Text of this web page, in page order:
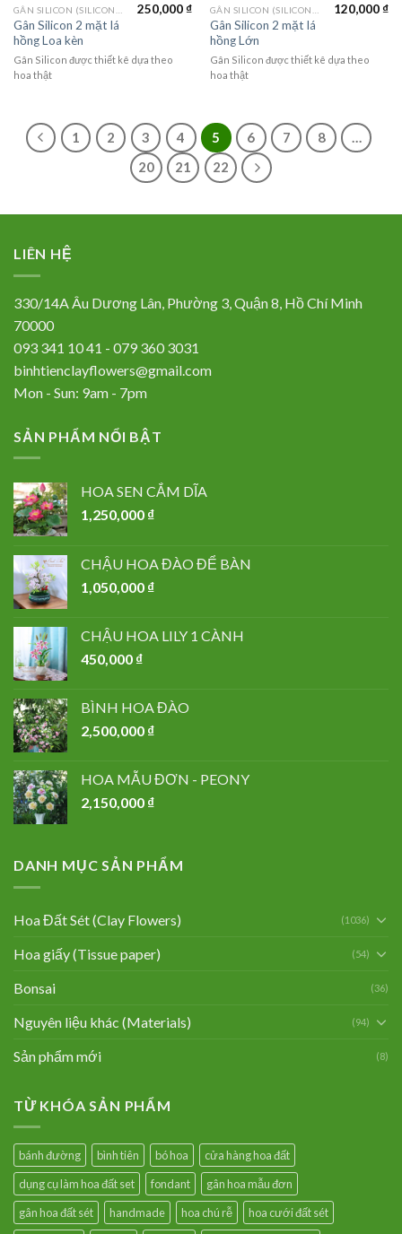
Gân Silicon 2 mặt lá
hồng Loa kèn
250,000₫
Gân Silicon được thiết kê dựa theo
hoa thật
Gân Silicon 2 mặt lá
hồng Lớn
120,000₫
Gân Silicon được thiết kê dựa theo
hoa thật
1 2 3 4 5 6 7 8
…
20
21 22
LIÊN HỆ
330/14A Âu Dương Lân, Phường 3, Quận 8, Hồ Chí Minh
70000
093 341 10 41 - 079 360 3031
binhtienclayflowers@gmail.com
Mon - Sun: 9am - 7pm
SẢN PHẨM NỔI BẬT
HOA SEN CẮM DĨA
1,250,000 ₫
CHẬU HOA ĐÀO ĐỂ BÀN
1,050,000 ₫
CHẬU HOA LILY 1 CÀNH
450,000 ₫
BÌNH HOA ĐÀO
2,500,000 ₫
HOA MẪU ĐƠN - PEONY
2,150,000 ₫
DANH MỤC SẢN PHẨM
Hoa Đất Sét (Clay Flowers) (1036)
Hoa giấy (Tissue paper) (54)
Bonsai (36)
Nguyên liệu khác (Materials) (94)
Sản phẩm mới (8)
TỪ KHÓA SẢN PHẨM
bánh đường bình tiên bó hoa
cửa hàng hoa đất
dụng cụ làm hoa đất set
fondant
gân hoa mẫu đơn
gân hoa đất sét
handmade hoa chú rễ hoa cưới đất sét